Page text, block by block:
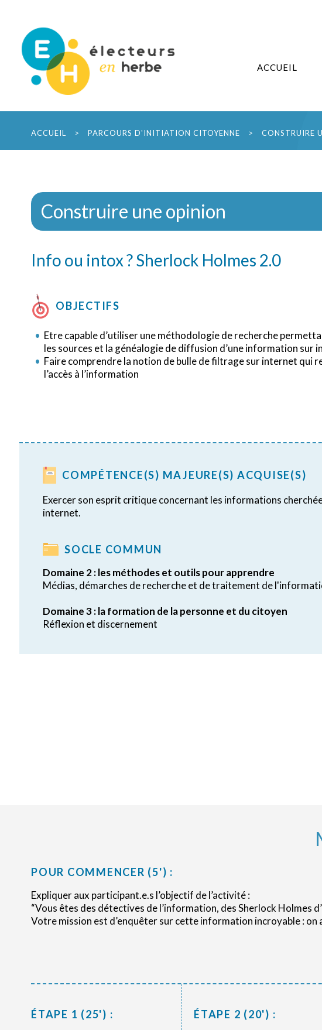
ACCUEIL
ACCUEIL > PARCOURS D'INITIATION CITOYENNE > CONSTRUIRE
Construire une opinion
Info ou intox ? Sherlock Holmes 2.0
OBJECTIFS
Etre capable d’utiliser une méthodologie de recherche
les sources et la généalogie de diffusion d’une information sur
Faire comprendre la notion de bulle de filtrage sur internet qui
l’accès à l’information
COMPÉTENCE(S) MAJEURE(S) ACQUISE(S)
Exercer son esprit critique concernant les informations
internet.
SOCLE COMMUN
Domaine 2 : les méthodes et outils pour apprendre
Médias, démarches de recherche et de traitement de
Domaine 3 : la formation de la personne et du citoyen
Réflexion et discernement
POUR COMMENCER (5') :
Expliquer aux participant.e.s l’objectif de l’activité :
“Vous êtes des détectives de l’information, des Sherlock Holmes
Votre mission est d’enquêter sur cette information incroyable :
ÉTAPE 1 (25') : ÉTAPE 2 (20') :